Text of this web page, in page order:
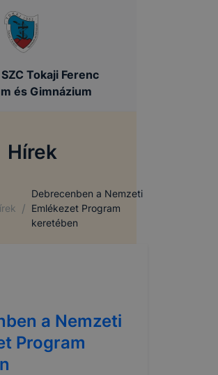
Tokaji Ferenc
és Gimnázium
Hírek
/
Debrecenben a Nemzeti
Emlékezet Program
keretében
a Nemzeti
Program